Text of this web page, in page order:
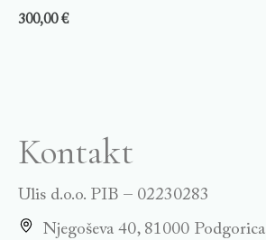
300,00€
Kontakt
Ulis d.o.o. PIB – 02230283
Njegoševa 40, 81000 Podgorica